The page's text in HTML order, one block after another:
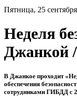
Пятница, 25
Неделя
Джанкой
В Джанкое проходит
обеспечения
сотрудниками ГИБДД с